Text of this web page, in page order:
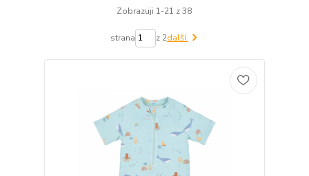
Zobrazuji 1-21 z 38
strana z 2další